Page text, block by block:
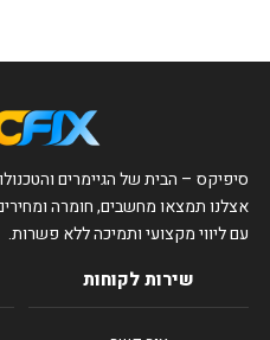
סיפיקס – הבית של הגיימרים
אצלנו תמצאו מחשבים, חומרה
עם ליווי מקצועי ותמיכה ללא פשרות.
שירות לקוחות